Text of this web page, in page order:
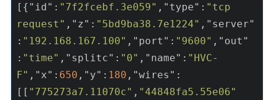
[{ "id" : "7f2fcebf.3e059" , "type" : "tcp
request" , "z" : "5bd9ba38.7e1224" , "server"
: "192.168.167.100" , "port" : "9600" , "out"
: "time" , "splitc" : "0" , "name" : "HVC-
F" , "x" : 650 , "y" : 180 , "wires" :
[[ "775273a7.11070c" , "44848fa5.55e06"